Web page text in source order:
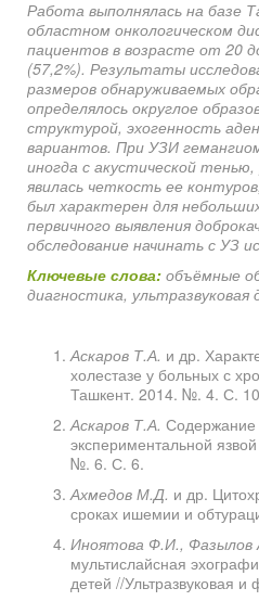
Работа выполнялась на базе
областном онкологическом
пациентов в возрасте от 20
(57,2%). Результаты
размеров обнаруживаемых
определялось округлое
структурой, эхогенность
вариантов. При УЗИ
иногда с акустической
явилась четкость ее
был характерен для
первичного выявления
обследование начинать с УЗ
Ключевые слова: объёмные
диагностика,
Аскаров Т.А. и др.
холестазе у больных с
Ташкент. 2014. №. 4. С.
Аскаров Т.А. Содержание
экспериментальной
№. 6. С. 6.
Ахмедов М.Д. и др.
сроках ишемии и
Иноятова Ф.И., Фазылов
мультислайсная
детей //Ультразвуковая